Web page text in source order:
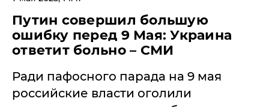
Путин совершил большую
ошибку перед 9 Мая: Украина
ответит больно – СМИ
Ради пафосного парада на 9 мая
российские власти оголили